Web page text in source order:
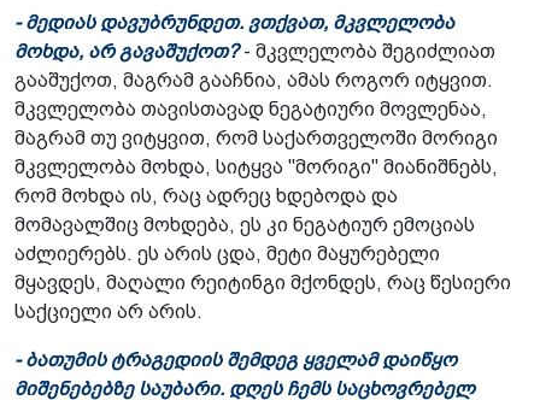
- მედიას დავუბრუნდეთ. ვთქვათ, მკვლელობა
მოხდა, არ გავაშუქოთ?- მკვლელობა შეგიძლიათ
გააშუქოთ, მაგრამ გააჩნია, ამას როგორ იტყვით.
მკვლელობა თავისთავად ნეგატიური მოვლენაა,
მაგრამ თუ ვიტყვით, რომ საქართველოში მორიგი
მკვლელობა მოხდა, სიტყვა "მორიგი" მიანიშნებს,
რომ მოხდა ის, რაც ადრეც ხდებოდა და
მომავალშიც მოხდება, ეს კი ნეგატიურ ემოციას
აძლიერებს. ეს არის ცდა, მეტი მაყურებელი
მყავდეს, მაღალი რეიტინგი მქონდეს, რაც წესიერი
საქციელი არ არის.
- ბათუმის ტრაგედიის შემდეგ ყველამ დაიწყო
მიშენებებზე საუბარი. დღეს ჩემს საცხოვრებელ